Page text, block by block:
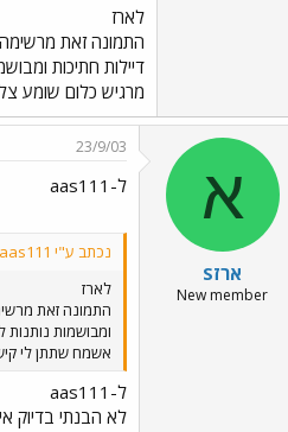
לארז
התמונה זאת
דיילות חתיכות
מרגיש כלום שומע
א
ארזS
New member
23/9/03
ל-aas111
נכתב ע"י aas111:
לארז
התמונה זאת
ומבושמות
אשמח שתתן לי
ל-aas111
לא הבנתי בדיוק